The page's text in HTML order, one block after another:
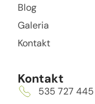
Blog
Galeria
Kontakt
Kontakt
535 727 445